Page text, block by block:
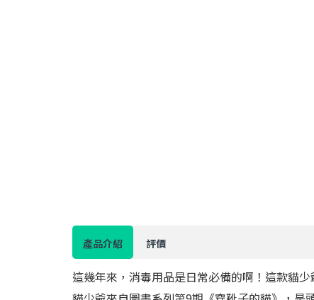
產品介紹 評價
這幾年來，消毒用品是日常必備的啊！這款貓